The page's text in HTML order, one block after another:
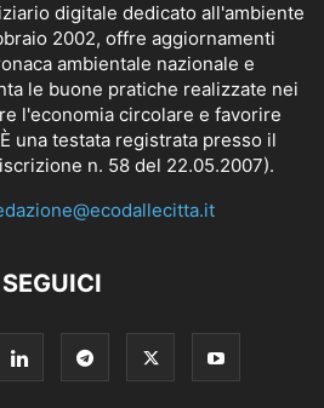
digitale dedicato all'ambiente
2002, offre aggiornamenti
ambientale nazionale e
le buone pratiche realizzate nei
l'economia circolare e favorire
una testata registrata presso il
n. 58 del 22.05.2007).
SEGUICI